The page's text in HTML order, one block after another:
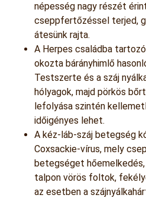
népesség nagy részét
cseppfertőzéssel terjed,
átesünk rajta.
A Herpes családba
okozta bárányhimlő
Testszerte és a száj
hólyagok, majd pörkös
lefolyása szintén
időigényes lehet.
A kéz-láb-száj betegség
Coxsackie-vírus, mely
betegséget
talpon vörös foltok,
az esetben a